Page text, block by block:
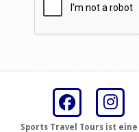
Sports Travel Tours ist